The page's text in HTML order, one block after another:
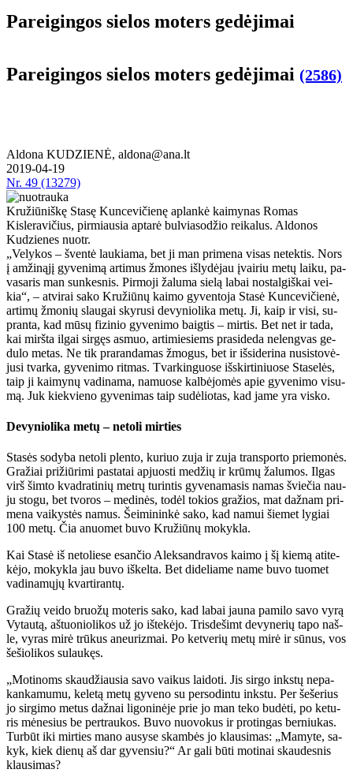
Pa­rei­gin­gos sie­los mo­ters ge­dė­ji­mai
Pa­rei­gin­gos sie­los mo­ters ge­dė­ji­mai (2586)
Aldona KUDZIENĖ, aldona@ana.lt
2019-04-19
Nr. 49 (13279)
Kružiūniškę Stasę Kuncevičienę aplankė kaimynas Romas
Kisleravičius, pirmiausia aptarė bulviasodžio reikalus. Aldonos
Kudzienes nuotr.
„Ve­ly­kos – šven­tė lau­kia­ma, bet ji man pri­me­na vi­sas ne­tek­tis. Nors
į am­ži­ną­jį gy­ve­ni­mą ar­ti­mus žmo­nes iš­ly­dė­jau įvai­riu me­tų lai­ku, pa­
va­sa­ris man sun­kes­nis. Pir­mo­ji ža­lu­ma sie­lą la­bai nos­tal­giš­kai vei­
kia“, – at­vi­rai sa­ko Kru­žiū­nų kai­mo gy­ven­to­ja Sta­sė Kun­ce­vi­čie­nė,
ar­ti­mų žmo­nių slau­gai sky­ru­si de­vy­nio­li­ka me­tų. Ji, kaip ir vi­si, su­
pran­ta, kad mū­sų fi­zi­nio gy­ve­ni­mo baig­tis – mir­tis. Bet net ir ta­da,
kai mirš­ta il­gai sir­gęs as­muo, ar­ti­mie­siems pra­si­de­da ne­leng­vas ge­
du­lo me­tas. Ne tik pra­ran­da­mas žmo­gus, bet ir iš­si­de­ri­na nu­si­sto­vė­
ju­si tvar­ka, gy­ve­ni­mo rit­mas. Tvar­kin­guo­se iš­skir­ti­niuo­se Sta­se­lės,
taip ji kai­my­nų va­di­na­ma, na­muo­se kal­bė­jo­mės apie gy­ve­ni­mo vi­su­
mą. Juk kiek­vie­no gy­ve­ni­mas taip su­dė­lio­tas, kad ja­me yra vis­ko.
De­vy­nio­li­ka me­tų – ne­to­li mir­ties
Sta­sės so­dy­ba ne­to­li plen­to, ku­riuo zu­ja ir zu­ja trans­por­to prie­mo­nės.
Gra­žiai pri­žiū­ri­mi pa­sta­tai ap­juos­ti me­džių ir krū­mų ža­lu­mos. Il­gas
virš šim­to kvad­ra­ti­nių met­rų tu­rin­tis gy­ve­na­ma­sis na­mas švie­čia nau­
ju sto­gu, bet tvo­ros – me­di­nės, to­dėl to­kios gra­žios, mat daž­nam pri­
me­na vai­kys­tės na­mus. Šei­mi­nin­kė sa­ko, kad na­mui šie­met ly­giai
100 me­tų. Čia anuo­met bu­vo Kru­žiū­nų mo­kyk­la.
Kai Sta­sė iš ne­to­lie­se esan­čio Alek­san­dra­vos kai­mo į šį kie­mą ati­te­
kė­jo, mo­kyk­la jau bu­vo iš­kel­ta. Bet di­de­lia­me na­me bu­vo tuo­met
va­di­na­mų­jų kvar­ti­ran­tų.
Gra­žių vei­do bruo­žų mo­te­ris sa­ko, kad la­bai jau­na pa­mi­lo sa­vo vy­rą
Vy­tau­tą, aš­tuo­nio­li­kos už jo iš­te­kė­jo. Tris­de­šimt de­vy­ne­rių ta­po naš­
le, vy­ras mi­rė trū­kus aneu­riz­mai. Po ket­ve­rių me­tų mi­rė ir sū­nus, vos
še­šio­li­kos su­lau­kęs.
„Mo­ti­noms skau­džiau­sia sa­vo vai­kus lai­do­ti. Jis sir­go inks­tų ne­pa­
kan­ka­mu­mu, ke­le­tą me­tų gy­ve­no su per­so­din­tu inks­tu. Per še­še­rius
jo sir­gi­mo me­tus daž­nai li­go­ni­nė­je prie jo man te­ko bu­dė­ti, po ke­tu­
ris mė­ne­sius be per­trau­kos. Bu­vo nuo­vo­kus ir pro­tin­gas ber­niu­kas.
Tur­būt iki mir­ties ma­no au­sy­se skam­bės jo klau­si­mas: „Ma­my­te, sa­
kyk, kiek die­nų aš dar gy­ven­siu?“ Ar ga­li bū­ti mo­ti­nai skau­des­nis
klau­si­mas?